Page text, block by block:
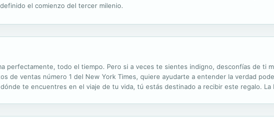
el comienzo del tercer milenio.
perfectamente, todo el tiempo. Pero si a veces te sientes indigno, desconfías de ti
de ventas número 1 del New York Times, quiere ayudarte a entender la verdad
te encuentres en el viaje de tu vida, tú estás destinado a recibir este regalo. La